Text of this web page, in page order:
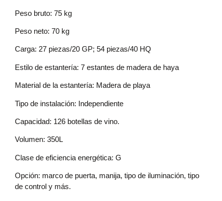
Peso bruto: 75 kg
Peso neto: 70 kg
Carga: 27 piezas/20 GP; 54 piezas/40 HQ
Estilo de estantería: 7 estantes de madera de haya
Material de la estantería: Madera de playa
Tipo de instalación: Independiente
Capacidad: 126 botellas de vino.
Volumen: 350L
Clase de eficiencia energética: G
Opción: marco de puerta, manija, tipo de iluminación, tipo
de control y más.